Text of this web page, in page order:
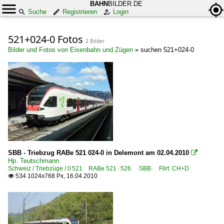
BAHN BILDER.DE
Suche
Registrieren Login
521+024-0 Fotos 2 Bilder
Bilder und Fotos von Eisenbahn und Zügen » suchen 521+024-0
SBB - Triebzug RABe 521 024-0 in Delemont am 02.04.2010 
Hp. Teutschmann
Schweiz / Triebzüge / 0 521 RABe 521 · 526 ·SBB· Flirt CH+D
 534 1024x768 Px, 16.04.2010